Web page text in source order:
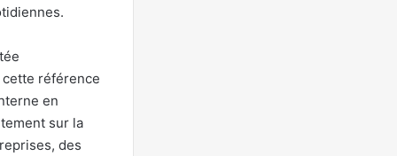
référence
en
sur la
des